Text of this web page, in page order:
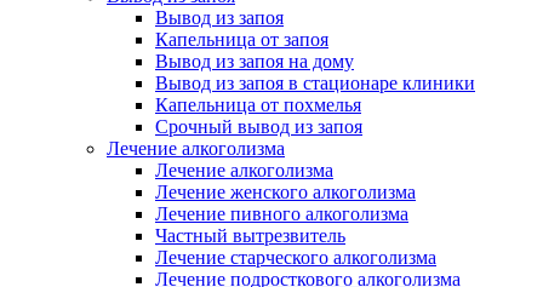
Вывод из запоя
Капельница от запоя
Вывод из запоя на дому
Вывод из запоя в стационаре клиники
Капельница от похмелья
Срочный вывод из запоя
Лечение алкоголизма
Лечение алкоголизма
Лечение женского алкоголизма
Лечение пивного алкоголизма
Частный вытрезвитель
Лечение старческого алкоголизма
Лечение подросткового алкоголизма